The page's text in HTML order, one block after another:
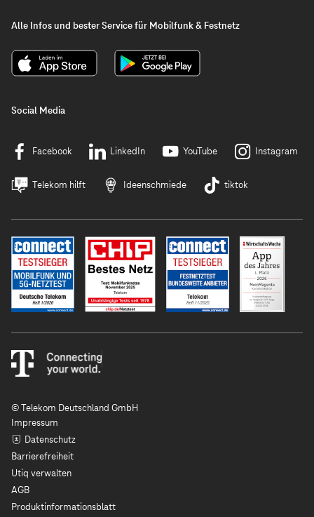
Alle Infos und bester Service für Mobilfunk & Festnetz
Social Media
Facebook LinkedIn YouTube Instagram
Telekom hilft Ideenschmiede tiktok
© Telekom Deutschland GmbH
Impressum
Datenschutz
Barrierefreiheit
Utiq verwalten
AGB
Produktinformationsblatt